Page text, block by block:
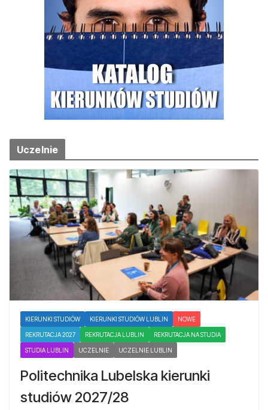
Uczelnie
KIERUNKI STUDIÓW KIERUNKI STUDIÓW LUBLIN NOWE
REKRUTACJA 2027 REKRUTACJA LUBLIN REKRUTACJA NA STUDIA
STUDIA LUBLIN UCZELNIE UCZELNIE LUBLIN
Politechnika Lubelska kierunki
studiów 2027/28